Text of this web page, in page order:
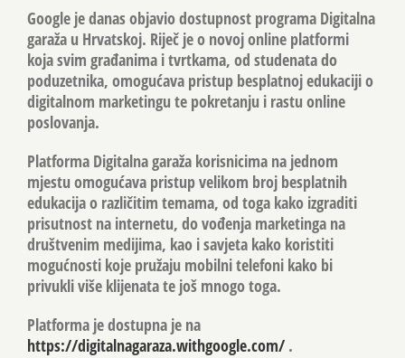
Google je danas objavio dostupnost programa Digitalna
garaža u Hrvatskoj. Riječ je o novoj online platformi
koja svim građanima i tvrtkama, od studenata do
poduzetnika, omogućava pristup besplatnoj edukaciji o
digitalnom marketingu te pokretanju i rastu online
poslovanja.
Platforma Digitalna garaža korisnicima na jednom
mjestu omogućava pristup velikom broj besplatnih
edukacija o različitim temama, od toga kako izgraditi
prisutnost na internetu, do vođenja marketinga na
društvenim medijima, kao i savjeta kako koristiti
mogućnosti koje pružaju mobilni telefoni kako bi
privukli više klijenata te još mnogo toga.
Platforma je dostupna je na
https://digitalnagaraza.withgoogle.com/ .